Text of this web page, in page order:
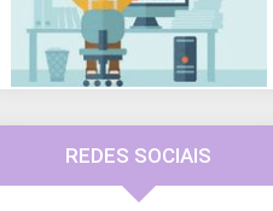
REDES SOCIAIS